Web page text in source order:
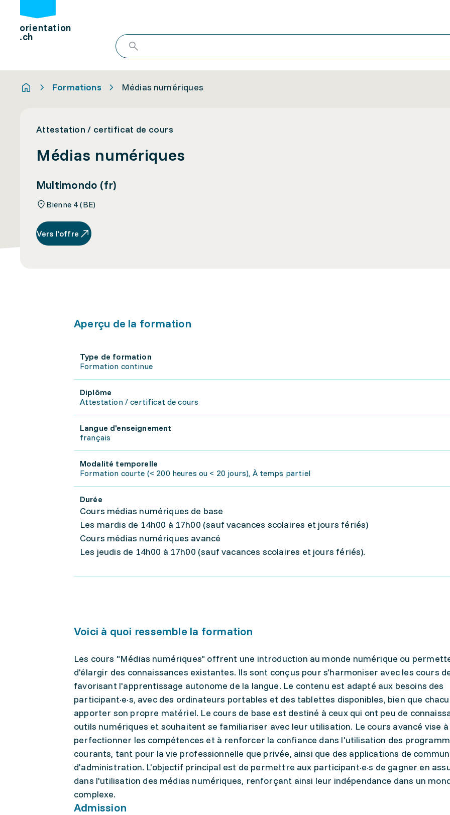
orientation
.ch
Formations Médias numériques
Attestation / certificat de cours
Médias numériques
Multimondo (fr)
Bienne 4 (BE)
Vers l’offre
Aperçu de la formation
Type de formation
Formation continue
Diplôme
Attestation / certificat de cours
Langue d'enseignement
français
Modalité temporelle
Formation courte (< 200 heures ou < 20 jours), À temps partiel
Durée
Cours médias numériques de base
Les mardis de 14h00 à 17h00 (sauf vacances scolaires et jours fériés)
Cours médias numériques avancé
Les jeudis de 14h00 à 17h00 (sauf vacances scolaires et jours fériés).
Voici à quoi ressemble la formation
Les cours "Médias numériques" offrent une introduction au monde numérique ou
d'élargir des connaissances existantes. Ils sont conçus pour s'harmoniser avec les cours
favorisant l'apprentissage autonome de la langue. Le contenu est adapté aux besoins des
participant·e·s, avec des ordinateurs portables et des tablettes disponibles, bien que
apporter son propre matériel. Le cours de base est destiné à ceux qui ont peu de
outils numériques et souhaitent se familiariser avec leur utilisation. Le cours avancé vise à
perfectionner les compétences et à renforcer la confiance dans l'utilisation des
courants, tant pour la vie professionnelle que privée, ainsi que des applications de
d'administration. L'objectif principal est de permettre aux participant·e·s de gagner en
dans l'utilisation des médias numériques, renforçant ainsi leur indépendance dans un
complexe.
Admission